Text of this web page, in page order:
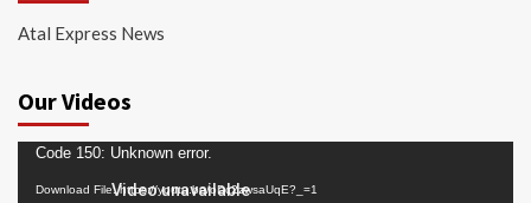
Atal Express News
Our Videos
Video
Player
Code 150: Unknown error.
Download File: https://youtu.be/oDc2zwsaUqE?_=1